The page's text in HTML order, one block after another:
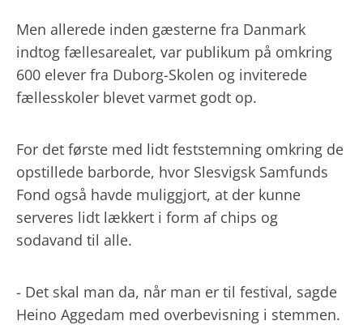
Men allerede inden gæsterne fra Danmark
indtog fællesarealet, var publikum på omkring
600 elever fra Duborg-Skolen og inviterede
fællesskoler blevet varmet godt op.
For det første med lidt feststemning omkring de
opstillede barborde, hvor Slesvigsk Samfunds
Fond også havde muliggjort, at der kunne
serveres lidt lækkert i form af chips og
sodavand til alle.
- Det skal man da, når man er til festival, sagde
Heino Aggedam med overbevisning i stemmen.